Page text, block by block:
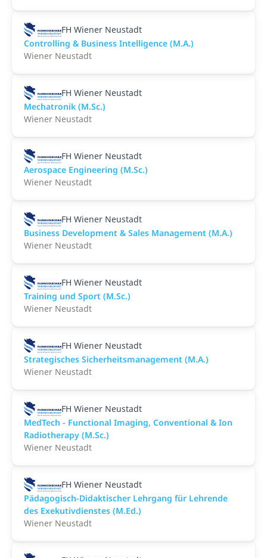
FH Wiener Neustadt
Controlling & Business Intelligence (M.A.)
Wiener Neustadt
FH Wiener Neustadt
Mechatronik (M.Sc.)
Wiener Neustadt
FH Wiener Neustadt
Aerospace Engineering (M.Sc.)
Wiener Neustadt
FH Wiener Neustadt
Business Development & Sales Management (M.A.)
Wiener Neustadt
FH Wiener Neustadt
Training und Sport (M.Sc.)
Wiener Neustadt
FH Wiener Neustadt
Strategisches Sicherheitsmanagement (M.A.)
Wiener Neustadt
FH Wiener Neustadt
MedTech - Functional Imaging, Conventional & Ion
Radiotherapy (M.Sc.)
Wiener Neustadt
FH Wiener Neustadt
Pädagogisch-Didaktischer Lehrgang für Lehrende
des Exekutivdienstes (M.Ed.)
Wiener Neustadt